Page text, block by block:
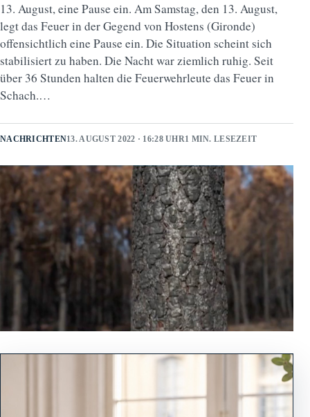
13. August, eine Pause ein. Am Samstag, den 13. August,
legt das Feuer in der Gegend von Hostens (Gironde)
offensichtlich eine Pause ein. Die Situation scheint sich
stabilisiert zu haben. Die Nacht war ziemlich ruhig. Seit
über 36 Stunden halten die Feuerwehrleute das Feuer in
Schach.…
NACHRICHTEN13. AUGUST 2022 · 16:28 UHR1 MIN. LESEZEIT